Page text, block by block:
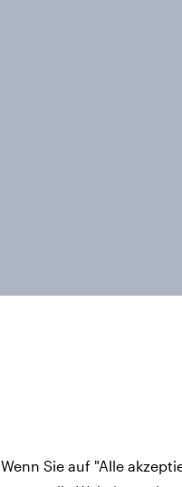
Wenn Sie auf "Alle